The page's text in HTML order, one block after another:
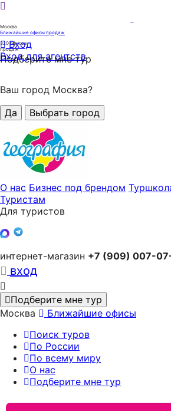
Москва
Ближайшие офисы продаж
320офисов
продаж
Вход
Вход для агентств
Подберите мне тур
Ваш город Москва?
Да
Выбрать город
О нас Бизнес под брендом
Туристам
Для туристов
интернет-магазин +7 (909) 007-
вход
Подберите мне тур
Москва
Ближайшие офисы
Поиск туров
По России
По всему миру
О нас
Подберите мне тур